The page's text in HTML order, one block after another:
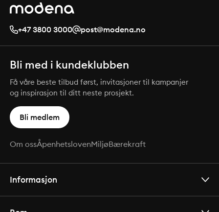
+47 3800 3000 post@modena.no
Bli med i kundeklubben
Få våre beste tilbud først, invitasjoner til kampanjer
og inspirasjon til ditt neste prosjekt.
Bli medlem
Om ossÅpenhetslovenMiljøBærekraft
Informasjon